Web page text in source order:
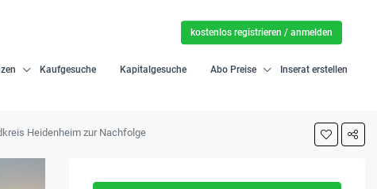
Kaufgesuche Kapitalgesuche Abo Preise Inserat erstellen
kostenlos registrieren / anmelden
Heidenheim zur Nachfolge